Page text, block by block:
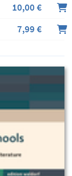
10,00 €
7,99 €